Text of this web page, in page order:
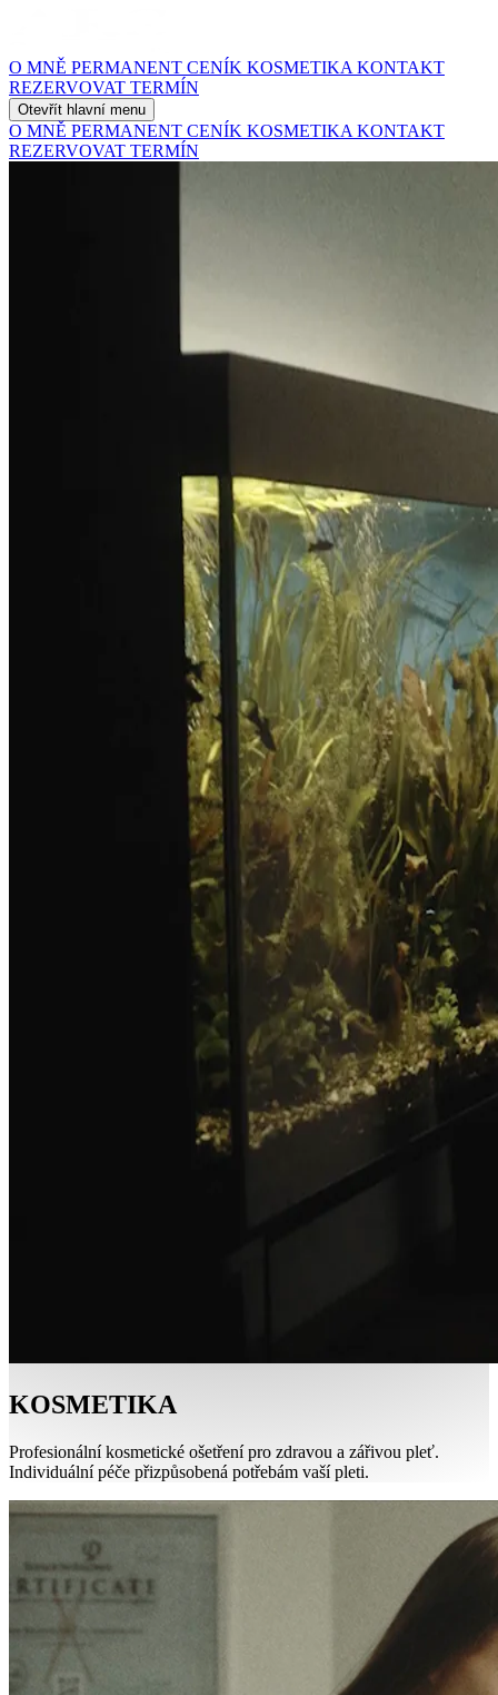
O MNĚ PERMANENT CENÍK KOSMETIKA KONTAKT
REZERVOVAT TERMÍN
Otevřít hlavní menu
O MNĚ PERMANENT CENÍK KOSMETIKA KONTAKT
REZERVOVAT TERMÍN
KOSMETIKA
Profesionální kosmetické ošetření pro zdravou a zářivou pleť.
Individuální péče přizpůsobená potřebám vaší pleti.